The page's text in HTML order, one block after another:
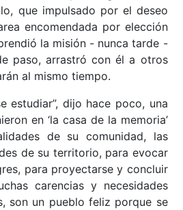
que impulsado por el deseo
encomendada por elección
la misión - nunca tarde -
paso, arrastró con él a otros
al mismo tiempo.
estudiar”, dijo hace poco, una
en ‘la casa de la memoria’
de su comunidad, las
de su territorio, para evocar
para proyectarse y concluir
carencias y necesidades
son un pueblo feliz porque se